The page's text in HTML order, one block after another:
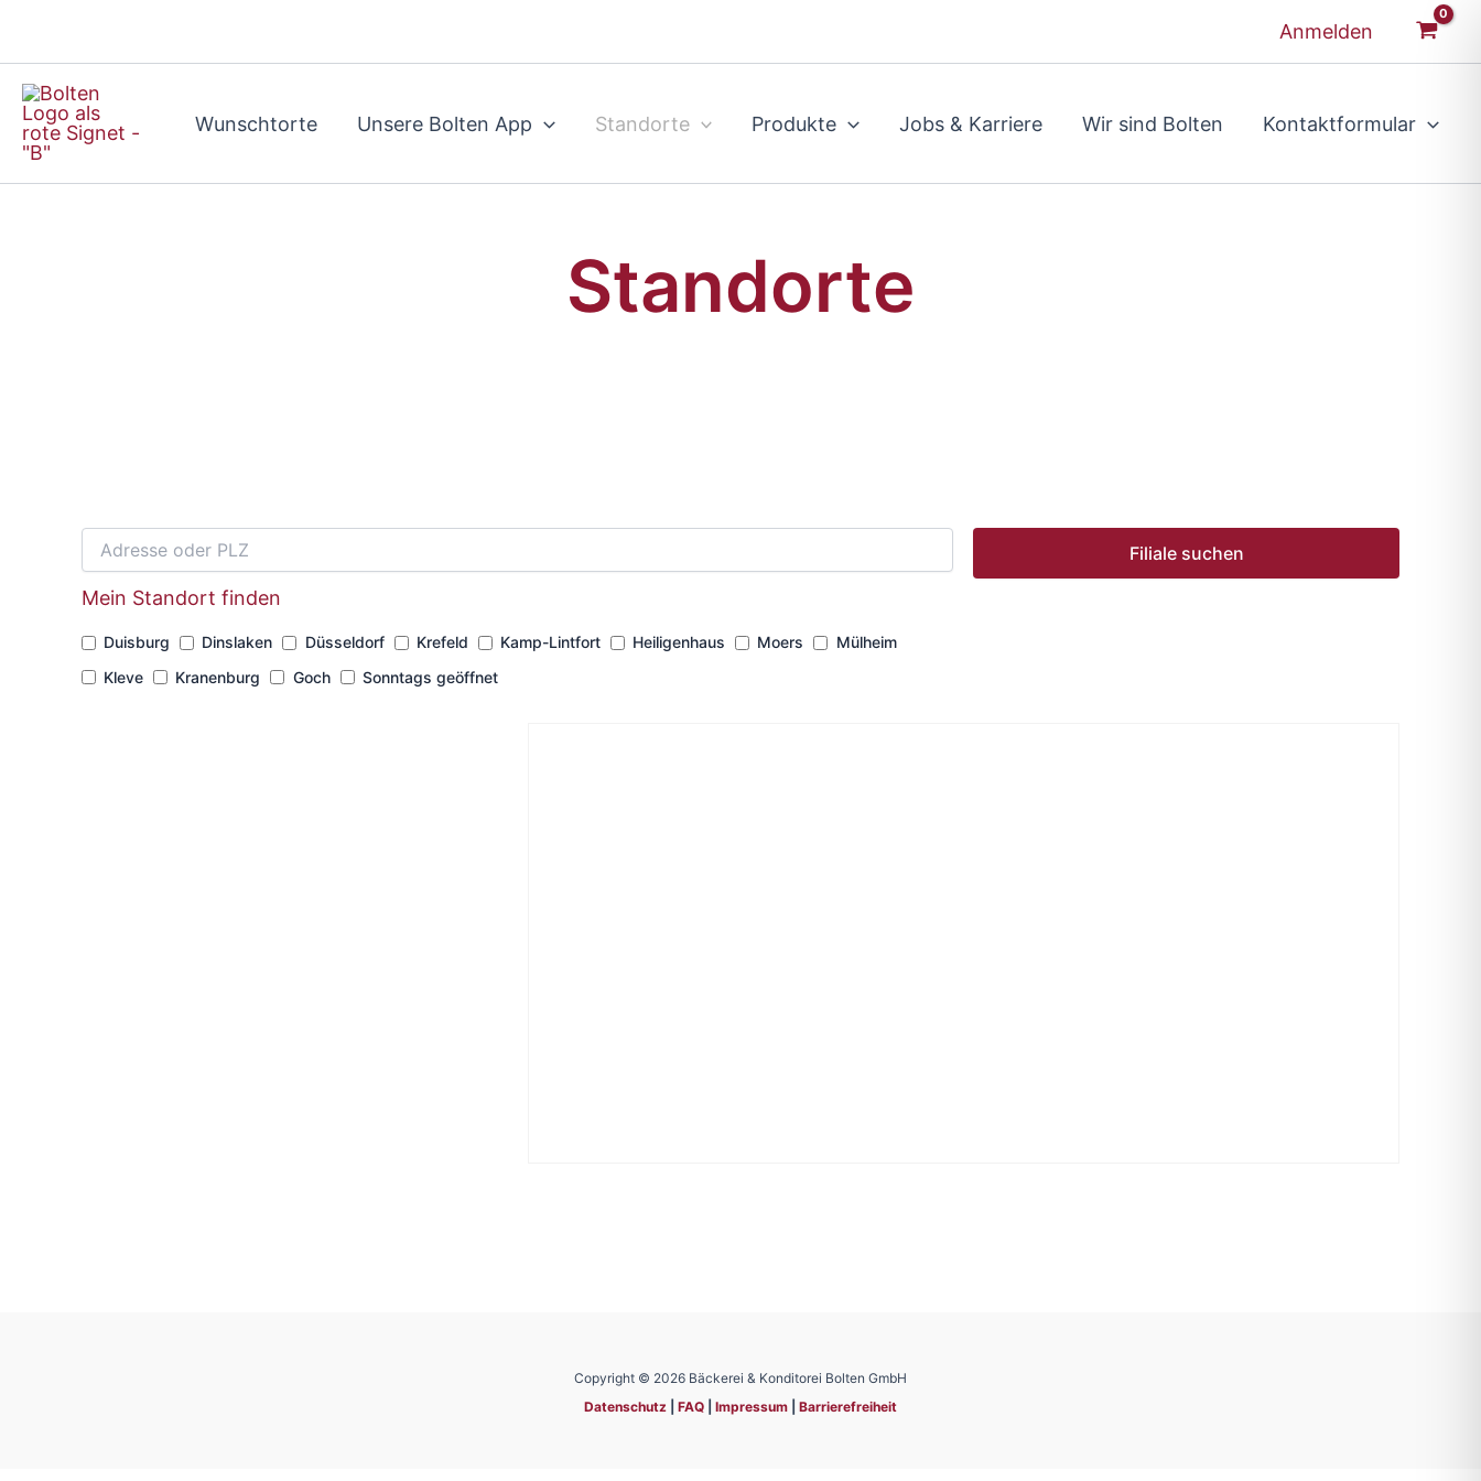
springen
Anmelden
Wunschtorte Unsere Bolten App Standorte Produkte Jobs & Karriere Wir sind Bolten Kontaktformular
Standorte
Mein Standort finden
Duisburg Dinslaken Düsseldorf Krefeld Kamp-Lintfort Heiligenhaus Moers
Mülheim
Kleve
Kranenburg Goch Sonntags geöffnet
Copyright © 2026 Bäckerei & Konditorei Bolten GmbH
Datenschutz
FAQ Impressum Barrierefreiheit